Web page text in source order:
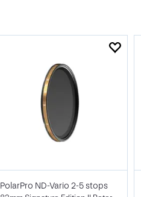
PolarPro ND-Vario 2-5 stops